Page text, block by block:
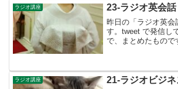
則」によっ...
ラジオ講座 23-ラジオ英会話
昨日の「ラジオ英会
す。tweet で発信し
で、まとめたもので
Les...
ラジオ講座 21-ラジオビジ